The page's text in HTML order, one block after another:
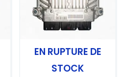
EN RUPTURE DE
STOCK